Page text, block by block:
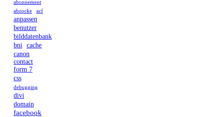
abonnement
abzocke
acf
anpassen
benutzer
bilddatenbank
bni
cache
canon
contact
form 7
css
debugging
divi
domain
facebook